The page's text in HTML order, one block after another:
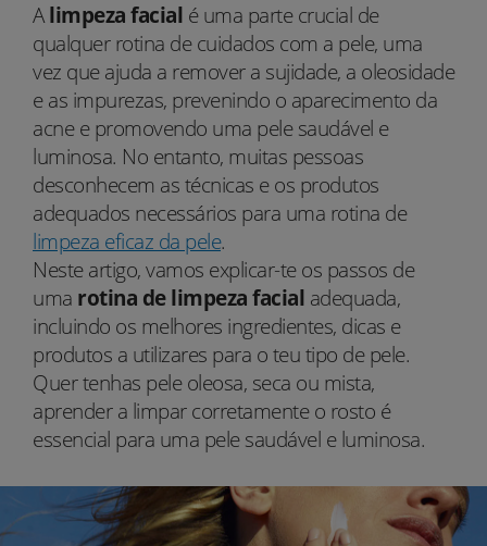
Alimpeza facial é uma parte crucial de
qualquer rotina de cuidados com a pele, uma
vez que ajuda a remover a sujidade, a oleosidade
e as impurezas, prevenindo o aparecimento da
acne e promovendo uma pele saudável e
luminosa. No entanto, muitas pessoas
desconhecem as técnicas e os produtos
adequados necessários para uma rotina de
limpeza eficaz da pele.
Neste artigo, vamos explicar-te os passos de
uma rotina de limpeza facial adequada,
incluindo os melhores ingredientes, dicas e
produtos a utilizares para o teu tipo de pele.
Quer tenhas pele oleosa, seca ou mista,
aprender a limpar corretamente o rosto é
essencial para uma pele saudável e luminosa.